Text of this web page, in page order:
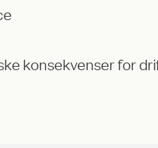
konsekvenser for